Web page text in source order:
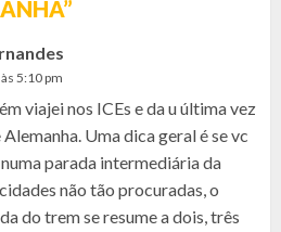
”
5:10 pm
viajei nos ICEs e da u última vez
Uma dica geral é se vc
parada intermediária da
não tão procuradas, o
do trem se resume a dois, três